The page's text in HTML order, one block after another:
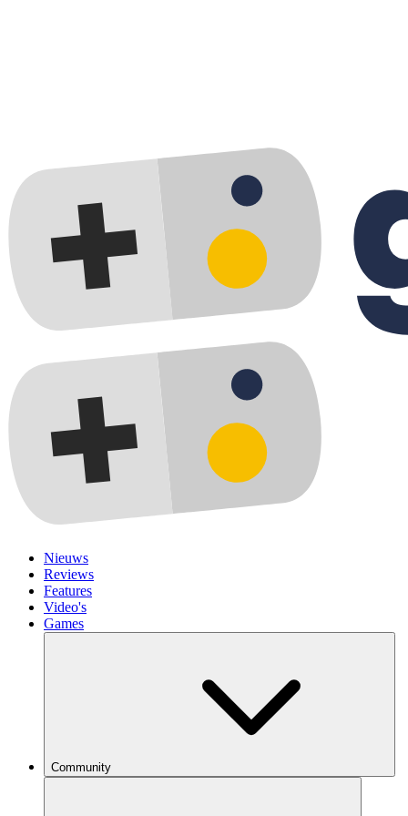
Nieuws
Reviews
Features
Video's
Games
Community